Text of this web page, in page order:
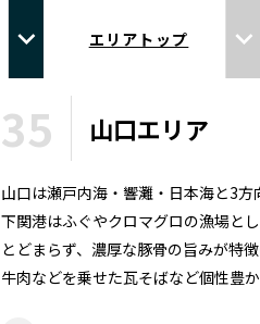
エリアトップ
35 山口エリア
山口は瀬戸内海・響灘・日本海と3方
下関港はふぐやクロマグロの漁場と
とどまらず、濃厚な豚骨の旨みが特
牛肉などを乗せた瓦そばなど個性豊